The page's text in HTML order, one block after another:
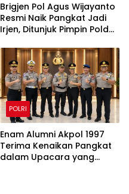
Brigjen Pol Agus Wijayanto
Resmi Naik Pangkat Jadi
Irjen, Ditunjuk Pimpin Polda
POLRI
Enam Alumni Akpol 1997
Terima Kenaikan Pangkat
dalam Upacara yang